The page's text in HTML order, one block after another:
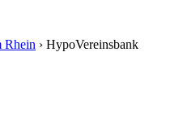
Rhein › HypoVereinsbank